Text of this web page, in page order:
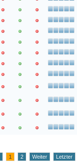
1 2 Weiter Letzter